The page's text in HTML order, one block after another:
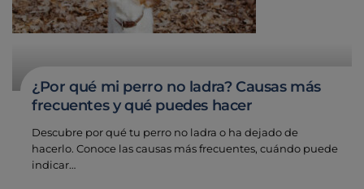
¿Por qué mi perro no ladra? Causas más
frecuentes y qué puedes hacer
Descubre por qué tu perro no ladra o ha dejado de
hacerlo. Conoce las causas más frecuentes, cuándo puede
indicar…